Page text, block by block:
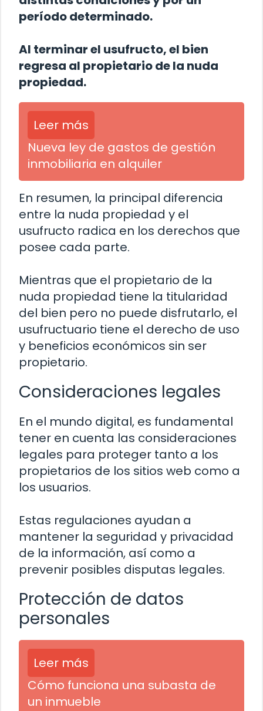
período determinado.
Al terminar el usufructo, el bien
regresa al propietario de la nuda
propiedad.
Leer más
Nueva ley de gastos de gestión
inmobiliaria en alquiler
En resumen, la principal diferencia
entre la nuda propiedad y el
usufructo radica en los derechos que
posee cada parte.
Mientras que el propietario de la
nuda propiedad tiene la titularidad
del bien pero no puede disfrutarlo, el
usufructuario tiene el derecho de uso
y beneficios económicos sin ser
propietario.
Consideraciones legales
En el mundo digital, es fundamental
tener en cuenta las consideraciones
legales para proteger tanto a los
propietarios de los sitios web como a
los usuarios.
Estas regulaciones ayudan a
mantener la seguridad y privacidad
de la información, así como a
prevenir posibles disputas legales.
Protección de datos
personales
Leer más
Cómo funciona una subasta de
un inmueble